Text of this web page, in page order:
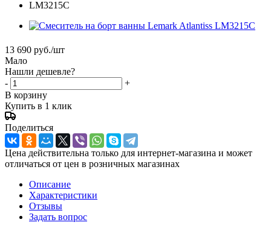
13 690 руб./шт
Мало
Нашли дешевле?
-
+
В корзину
Купить в 1 клик
Поделиться
Цена действительна только для интернет-магазина и может
отличаться от цен в розничных магазинах
Описание
Характеристики
Отзывы
Задать вопрос